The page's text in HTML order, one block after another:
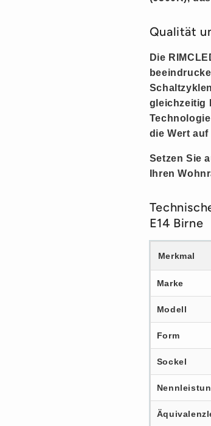
Qualität
Die
gleichzeitig
die Wert
Setzen Sie
Ihren
E14 Birne
Merkmal
Marke
Modell
Form
Sockel